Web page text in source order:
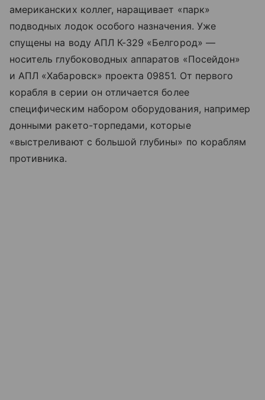
американских коллег, наращивает «парк»
подводных лодок особого назначения. Уже
спущены на воду АПЛ К-329 «Белгород» —
носитель глубоководных аппаратов «Посейдон»
и АПЛ «Хабаровск» проекта 09851. От первого
корабля в серии он отличается более
специфическим набором оборудования, например
донными ракето-торпедами, которые
«выстреливают с большой глубины» по кораблям
противника.